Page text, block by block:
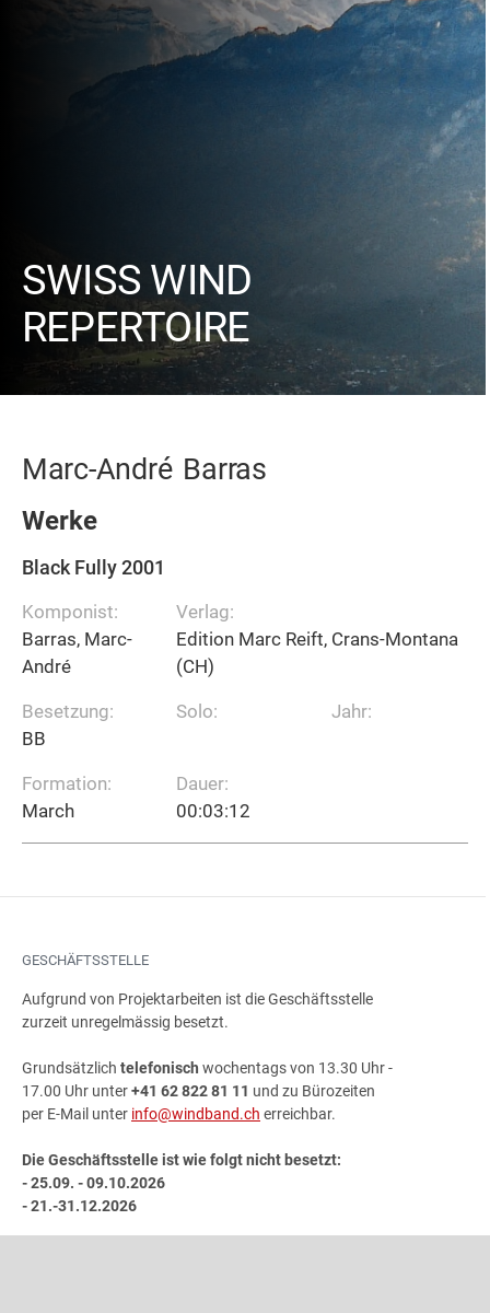
SWISS WIND
REPERTOIRE
Marc-André Barras
Werke
Black Fully 2001
Komponist:
Barras, Marc-
André
Besetzung:
BB
Formation:
March
Verlag:
Edition Marc Reift, Crans-Montana
(CH)
Solo:
Dauer:
00:03:12
Jahr:
GESCHÄFTSSTELLE
Aufgrund von Projektarbeiten ist die Geschäftsstelle
zurzeit unregelmässig besetzt.
Grundsätzlich telefonisch wochentags von 13.30 Uhr -
17.00 Uhr unter+41 62 822 81 11 und zu Bürozeiten
per E-Mail unter info@windband.ch erreichbar.
Die Geschäftsstelle ist wie folgt nicht besetzt:
- 25.09. - 09.10.2026
- 21.-31.12.2026